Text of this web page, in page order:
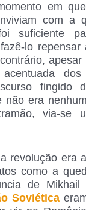
em
com a
suficiente
lo repensar
dos
fingido
não era
via-se
revolução era
como a
de Mikhail
Soviética